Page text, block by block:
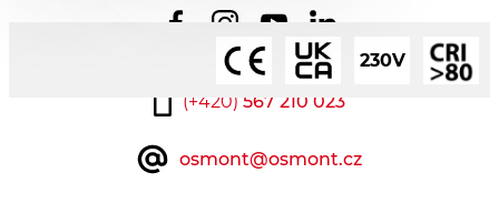
230V
(+420) 567 210 023
osmont@osmont.cz